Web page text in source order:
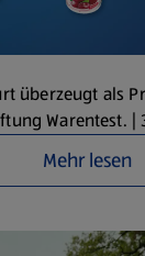
überzeugt als
Warentest. |
Mehr lesen